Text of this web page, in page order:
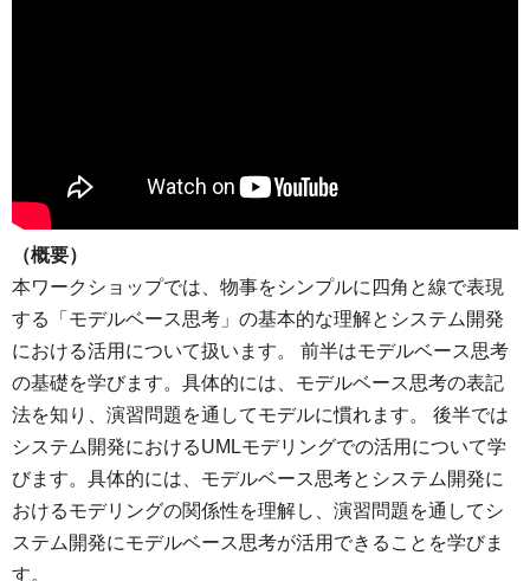
（概要）
本ワークショップでは、物事をシンプルに四角と線で表現
する「モデルベース思考」の基本的な理解とシステム開発
における活用について扱います。 前半はモデルベース思考
の基礎を学びます。具体的には、モデルベース思考の表記
法を知り、演習問題を通してモデルに慣れます。 後半では
システム開発におけるUMLモデリングでの活用について学
びます。具体的には、モデルベース思考とシステム開発に
おけるモデリングの関係性を理解し、演習問題を通してシ
ステム開発にモデルベース思考が活用できることを学びま
す。